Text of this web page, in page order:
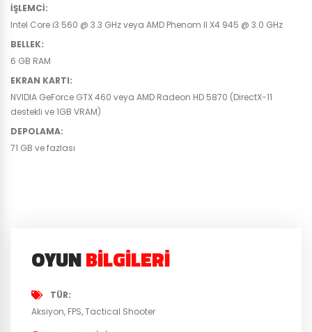
İŞLEMCI:
Intel Core i3 560 @ 3.3 GHz veya AMD Phenom II X4 945 @ 3.0 GHz
BELLEK:
6 GB RAM
EKRAN KARTI:
NVIDIA GeForce GTX 460 veya AMD Radeon HD 5870 (DirectX-11
destekli ve 1GB VRAM)
DEPOLAMA:
71 GB ve fazlası
OYUNBILGILERI
TÜR
Aksiyon FPS Tactical Shooter